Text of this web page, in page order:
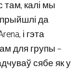
там, калі мы
да
і гэта
для групы –
сябе як у